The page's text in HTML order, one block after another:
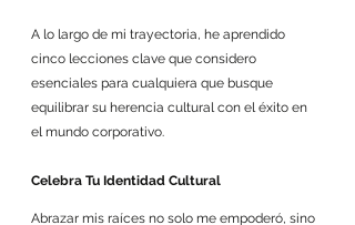
A lo largo de mi trayectoria, he aprendido
cinco lecciones clave que considero
esenciales para cualquiera que busque
equilibrar su herencia cultural con el éxito en
el mundo corporativo.
Celebra Tu Identidad Cultural
Abrazar mis raíces no solo me empoderó, sino